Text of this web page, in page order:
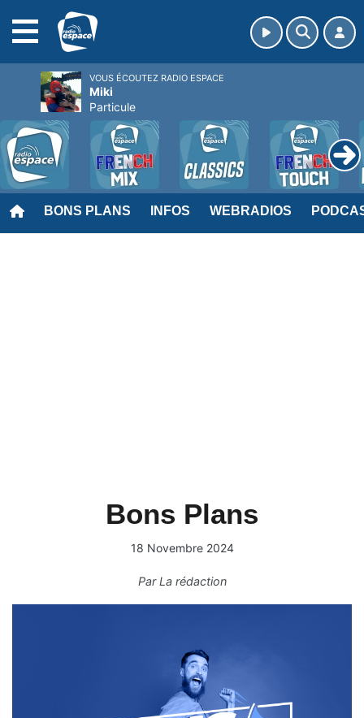
BONS PLANS INFOS WEBRADIOS
Bons Plans
18 Novembre 2024
ParLa rédaction
VOUS ÉCOUTEZ RADIO ESPACE
Miki
Particule